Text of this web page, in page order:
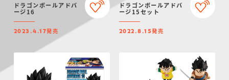
ドラゴンボールアドバ
ージ16
2023.4.17発売
ドラゴンボールアドバ
ージ15セット
2022.8.15発売